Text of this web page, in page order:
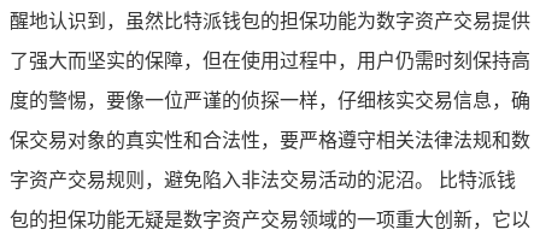
醒地认识到，虽然比特派钱包的担保功能为数字资产交易提供
了强大而坚实的保障，但在使用过程中，用户仍需时刻保持高
度的警惕，要像一位严谨的侦探一样，仔细核实交易信息，确
保交易对象的真实性和合法性，要严格遵守相关法律法规和数
字资产交易规则，避免陷入非法交易活动的泥沼。 比特派钱
包的担保功能无疑是数字资产交易领域的一项重大创新，它以